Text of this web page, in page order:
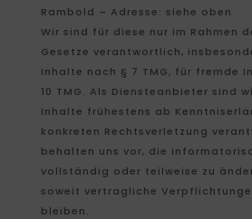
Rambold – Adresse: siehe oben
Wir sind für diese nur im Rahmen
Gesetze verantwortlich,
Inhalte nach § 7 TMG, für fremde
10 TMG. Als Diensteanbieter sind
Inhalte frühestens ab
konkreten Rechtsverletzung
behalten uns vor, die
vollständig oder teilweise zu
soweit vertragliche
bleiben.